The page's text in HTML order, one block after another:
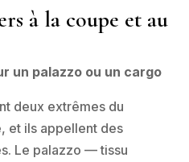
à la coupe et au
un palazzo ou un cargo
deux extrêmes du
et ils appellent des
Le palazzo — tissu